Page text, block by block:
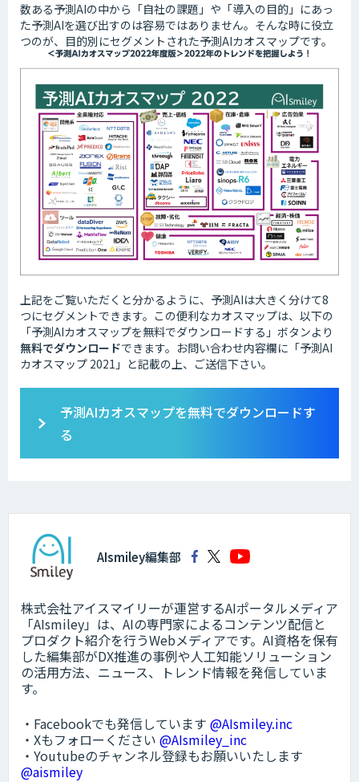
数ある予測AIの中から「自社の課題」や「導入の目的」にあっ
た予測AIを選び出すのは容易ではありません。そんな時に役立
つのが、目的別にセグメントされた予測AIカオスマップです。
上記をご覧いただくと分かるように、予測AIは大きく分けて8
つにセグメントできます。この便利なカオスマップは、以下の
「予測AIカオスマップを無料でダウンロードする」ボタンより
無料でダウンロードできます。お問い合わせ内容欄に「予測AI
カオスマップ 2021」と記載の上、ご送信下さい。
予測AIカオスマップを無料でダウンロードす
る
AIsmiley編集部
株式会社アイスマイリーが運営するAIポータルメディア
「AIsmiley」は、AIの専門家によるコンテンツ配信と
プロダクト紹介を行うWebメディアです。AI資格を保有
した編集部がDX推進の事例や人工知能ソリューション
の活用方法、ニュース、トレンド情報を発信していま
す。
・Facebookでも発信しています @AIsmiley.inc
・Xもフォローください @AIsmiley_inc
・Youtubeのチャンネル登録もお願いいたします
@aismiley